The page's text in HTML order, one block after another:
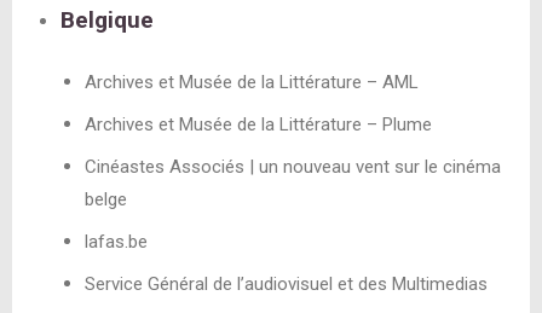
Belgique
Archives et Musée de la Littérature – AML
Archives et Musée de la Littérature – Plume
Cinéastes Associés | un nouveau vent sur le cinéma
belge
lafas.be
Service Général de l’audiovisuel et des Multimedias